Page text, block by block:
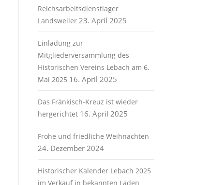
Reichsarbeitsdienstlager
Landsweiler 23. April 2025
Einladung zur
Mitgliederversammlung des
Historischen Vereins Lebach am 6.
Mai 2025 16. April 2025
Das Fränkisch-Kreuz ist wieder
hergerichtet 16. April 2025
Frohe und friedliche Weihnachten
24. Dezember 2024
Historischer Kalender Lebach 2025
im Verkauf in bekannten Läden